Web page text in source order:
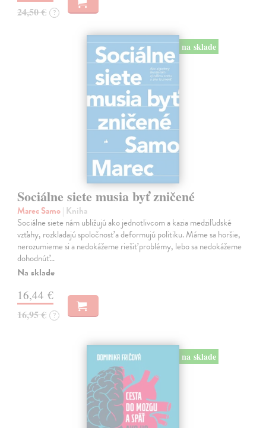
24,50 € ?
na sklade
Sociálne siete musia byť zničené
Marec Samo| Kniha
Sociálne siete nám ubližujú ako jednotlivcom a kazia medziľudské
vzťahy, rozkladajú spoločnosť a deformujú politiku. Máme sa horšie,
nerozumieme si a nedokážeme riešiť problémy, lebo sa nedokážeme
dohodnúť…
Na sklade
16,44 €
16,95 € ?
na sklade